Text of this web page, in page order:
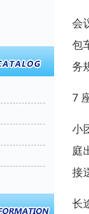
会
包
务
7
小
庭
接
长